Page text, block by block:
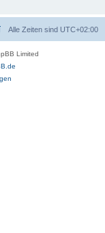
Alle Zeiten sind UTC+02:00
Limited